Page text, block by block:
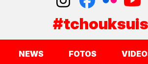
NEWS FOTOS